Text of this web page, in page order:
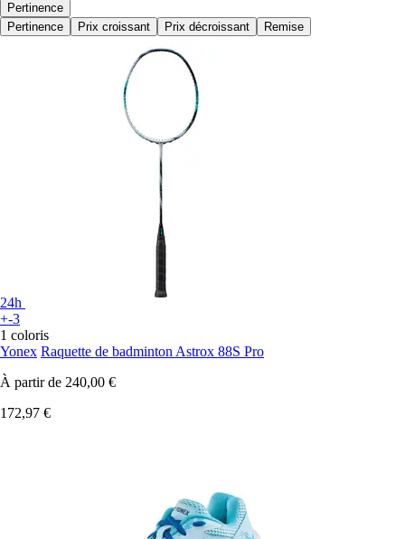
Pertinence
Pertinence
Prix croissant Prix décroissant Remise
24h
+-3
1 coloris
Yonex Raquette de badminton Astrox 88S Pro
À partir de 240,00 €
172,97 €